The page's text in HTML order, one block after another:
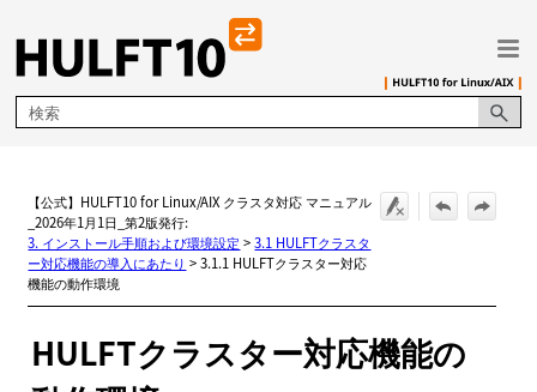
メイン コンテンツにスキップ
【公式】HULFT10 for Linux/AIX クラスタ対応 マニュアル
_2026年1月1日_第2版発行:
3. インストール手順および環境設定 >3.1 HULFTクラスタ
ー対応機能の導入にあたり >3.1.1 HULFTクラスター対応
機能の動作環境
HULFTクラスター対応機能の